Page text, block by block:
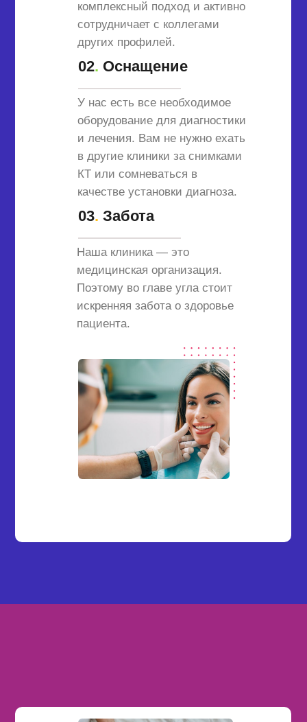
комплексный подход и активно
сотрудничает с коллегами
других профилей.
У нас есть все необходимое
оборудование для диагностики
и лечения. Вам не нужно ехать
в другие клиники за снимками
КТ или сомневаться в
качестве установки диагноза.
Наша клиника — это
медицинская организация.
Поэтому во главе угла стоит
искренняя забота о здоровье
пациента.
02. Оснащение
03. Забота